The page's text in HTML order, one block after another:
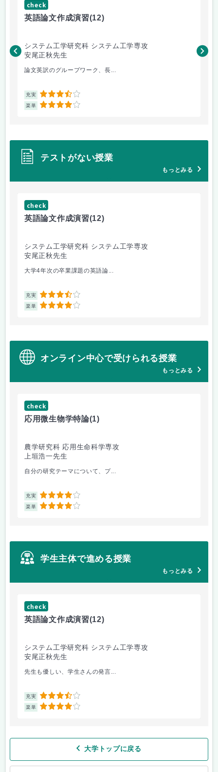
check
英語論文作成演習(12)
システム工学研究科 システム工学専攻
安尾正秋先生
論文英訳のグループワーク、長...
充実 3.5
楽単 4
渥
テストがない授業
もっとみる
check
英語論文作成演習(12)
システム工学研究科 システム工学専攻
安尾正秋先生
大学4年次の卒業課題の英語論...
充実 3.5
楽単 4
オンライン中心で受けられる授業
もっとみる
check
応用微生物学特論(1)
農学研究科 応用生命科学専攻
上垣浩一先生
自分の研究テーマについて、プ...
充実 4
楽単 4
学生主体で進める授業
もっとみる
check
英語論文作成演習(12)
システム工学研究科 システム工学専攻
安尾正秋先生
先生も優しい、学生さんの発言...
充実 3.5
楽単 4
大学トップに戻る